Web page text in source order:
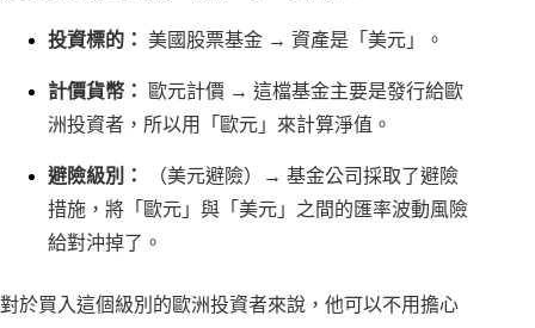
投資標的： 美國股票基金 → 資產是「美元」。
計價貨幣：
歐元計價 → 這檔基金主要是發行給歐
洲投資者，所以用「歐元」來計算淨值。
避險級別：
（美元避險）→ 基金公司採取了避險
措施，將「歐元」與「美元」之間的匯率波動風險
給對沖掉了。
對於買入這個級別的歐洲投資者來說，他可以不用擔心